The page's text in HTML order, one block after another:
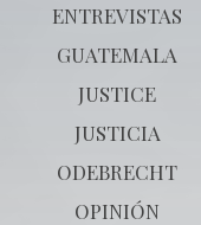
ENTREVISTAS
GUATEMALA
JUSTICE
JUSTICIA
ODEBRECHT
OPINIÓN